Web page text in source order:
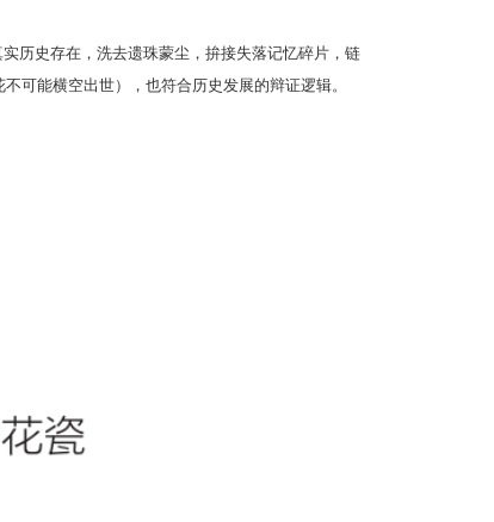
历史存在，洗去遗珠蒙尘，拚接失落记忆碎片，链
可能横空出世），也符合历史发展的辩证逻辑。